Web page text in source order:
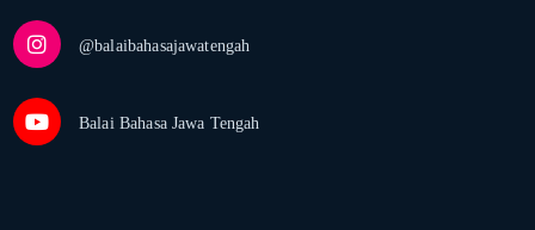
@balaibahasajawatengah
Balai Bahasa Jawa Tengah